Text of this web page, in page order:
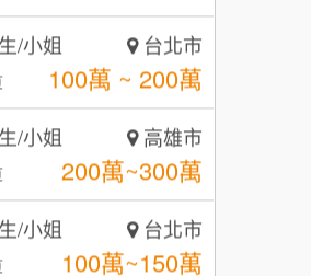
寶
TEA歇腳亭
TOP台灣第一味
/小姐 台北市
100萬 ~ 200萬
/小姐 高雄市
200萬~300萬
/小姐 台北市
100萬~150萬
店誠徵代洗收送人員
徵SPA美容芳療師
午食加盟說明會
加盟說明會
說明會